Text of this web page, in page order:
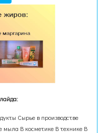
Сырье в производстве
мыла В косметике В технике В